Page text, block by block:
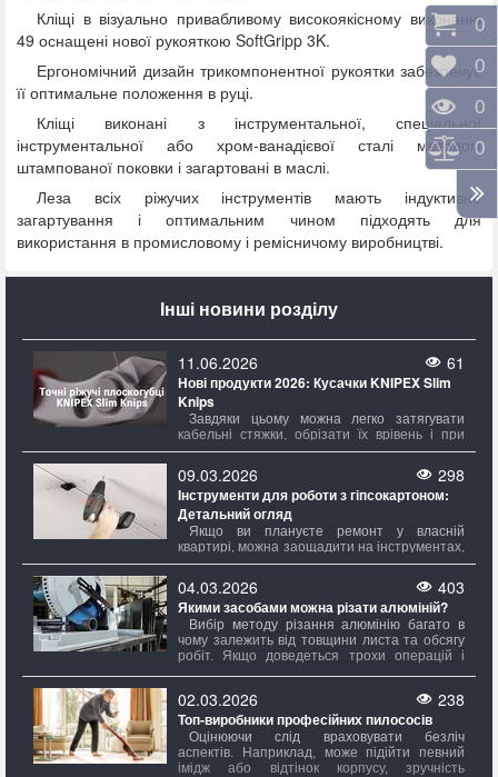
Кліщі в візуально привабливому високоякісному виконанні
49 оснащені нової рукояткою SoftGripp 3K.
Ергономічний дизайн трикомпонентної рукоятки забезпечує
її оптимальне положення в руці.
Кліщі виконані з інструментальної, спеціальної
інструментальної або хром-ванадієвої сталі методом
штампованої поковки і загартовані в маслі.
Леза всіх ріжучих інструментів мають індуктивне
загартування і оптимальним чином підходять для
використання в промисловому і ремісничому виробництві.
Інші новини розділу
11.06.2026 61
Нові продукти 2026: Кусачки KNIPEX Slim
Knips
Завдяки цьому можна легко затягувати
кабельні стяжки, обрізати їх врівень і при
потребі знімати, не змінюючи при цьому
інструмент. Ріжучі кромки, що надійно
фіксуються, роблять ножі Slim Knips
безпечними для транспортування та завжди
готовими до роботи.
09.03.2026 298
Інструменти для роботи з гіпсокартоном:
Детальний огляд
Якщо ви плануєте ремонт у власній
квартирі, можна заощадити на інструментах,
обравши більш трудомісткий шлях. Однак,
навіть у цьому випадку, обсяг робіт має
значення. Для простого вирівнювання стін і
стелі достатньо мінімального набору, тоді як
для створення складних багаторівневих
стель з підсвічуванням знадобиться майже
повний комплект.
04.03.2026 403
Якими засобами можна різати алюміній?
Вибір методу різання алюмінію багато в
чому залежить від товщини листа та обсягу
робіт. Якщо доведеться трохи операцій і
при великій кількості розрізів або
регулярному проведенні таких робіт краще
придбати більш професійне обладнання.
Також важливо враховувати, чи потрібно
робити невеликий прямий надріз або
02.03.2026 238
Топ-виробники професійних пилососів
Оцінюючи слід враховувати безліч
аспектів. Наприклад, може підійти певний
імідж або відтінок корпусу, зручність
0
0
0
0